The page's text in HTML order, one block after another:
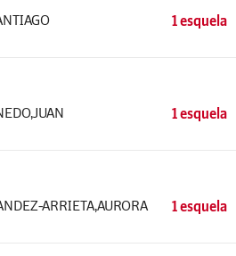
1 esquela
1 esquela
ARRIETA,AURORA 1 esquela